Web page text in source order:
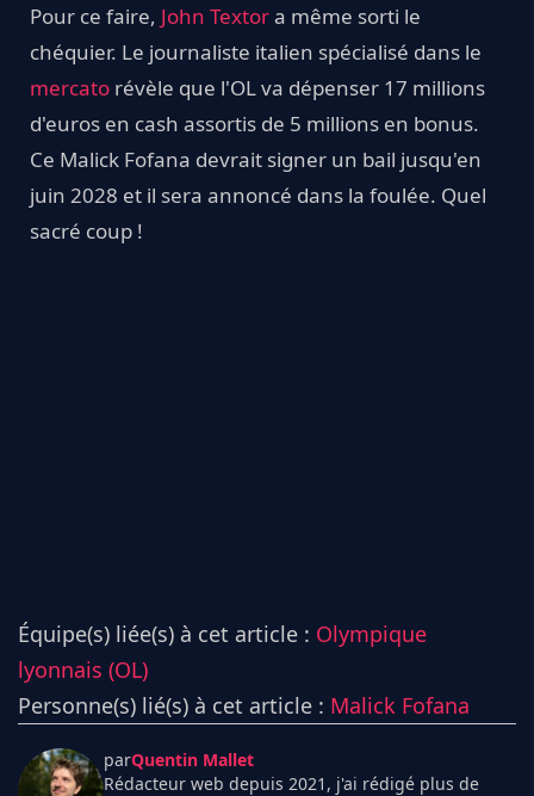
Pour ce faire, John Textora même sorti le
chéquier. Le journaliste italien spécialisé dans le
mercato révèle que l'OL va dépenser 17 millions
d'euros en cash assortis de 5 millions en bonus.
Ce Malick Fofana devrait signer un bail jusqu'en
juin 2028 et il sera annoncé dans la foulée. Quel
sacré coup !
Équipe(s) liée(s) à cet article : Olympique
lyonnais (OL)
Personne(s) lié(s) à cet article : Malick Fofana
parQuentin Mallet
Rédacteur web depuis 2021, j'ai rédigé plus de